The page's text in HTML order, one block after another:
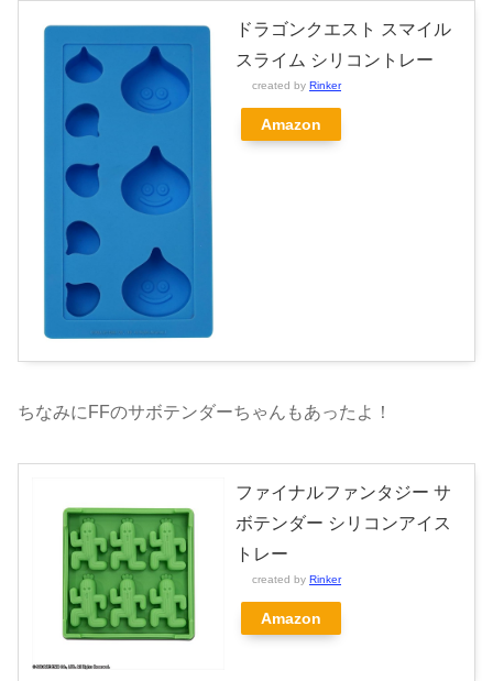
ドラゴンクエスト スマイル
スライム シリコントレー
created by Rinker
Amazon
ちなみにFFのサボテンダーちゃんもあったよ！
ファイナルファンタジー サ
ボテンダー シリコンアイス
トレー
created by Rinker
Amazon